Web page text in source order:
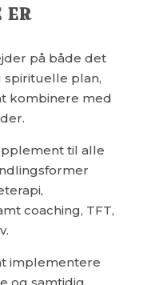
ER
på både det
spirituelle plan,
kombinere med
til alle
coaching, TFT,
implementere